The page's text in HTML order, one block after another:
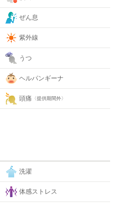
ぜん息
紫外線
うつ
ヘルパンギーナ
頭痛 〈提供期間外〉
洗濯
体感ストレス